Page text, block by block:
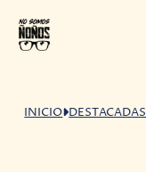
INICIO DESTACADAS